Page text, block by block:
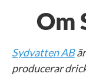
Om
Sydvatten AB
producerar